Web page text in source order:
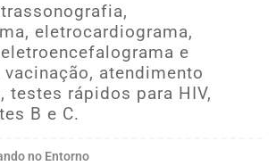
eletrocardiograma,
e
atendimento
testes rápidos para HIV,
B e C.
no Entorno